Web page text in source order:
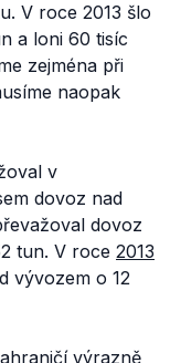
V roce 2013 šlo
a loni 60 tisíc
zejména při
naopak
v
dovoz nad
dovoz
tun. V roce 2013
vývozem o 12
výrazně